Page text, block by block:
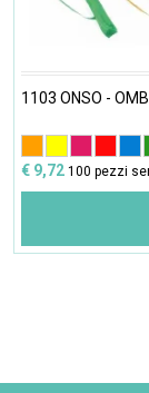
1103 ONSO -
€ 9,72 100 pezzi